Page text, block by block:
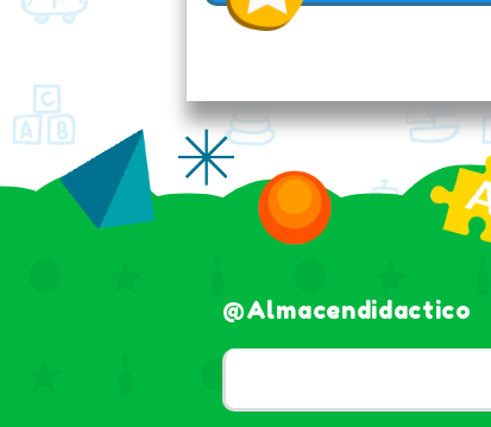
@almacendidactico